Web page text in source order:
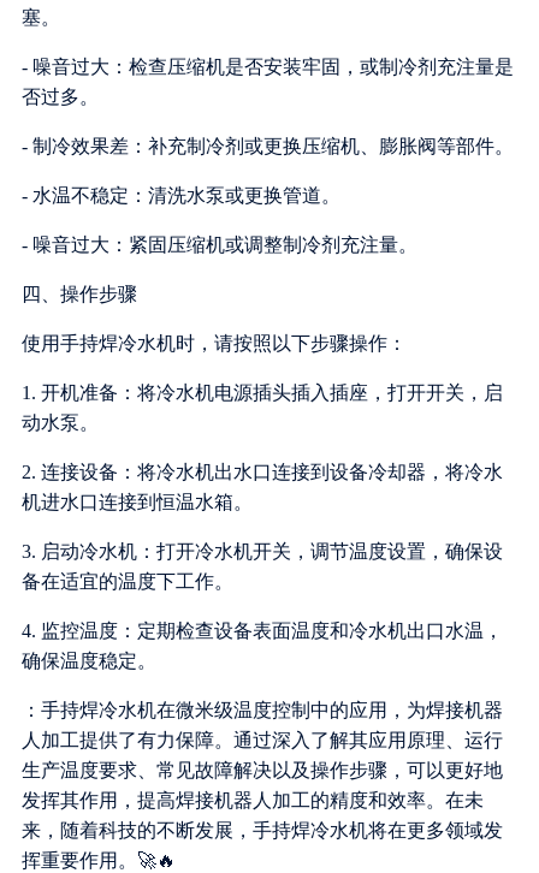
塞。
- 噪音过大：检查压缩机是否安装牢固，或制冷剂充注量是
否过多。
- 制冷效果差：补充制冷剂或更换压缩机、膨胀阀等部件。
- 水温不稳定：清洗水泵或更换管道。
- 噪音过大：紧固压缩机或调整制冷剂充注量。
四、操作步骤
使用手持焊冷水机时，请按照以下步骤操作：
1. 开机准备：将冷水机电源插头插入插座，打开开关，启
动水泵。
2. 连接设备：将冷水机出水口连接到设备冷却器，将冷水
机进水口连接到恒温水箱。
3. 启动冷水机：打开冷水机开关，调节温度设置，确保设
备在适宜的温度下工作。
4. 监控温度：定期检查设备表面温度和冷水机出口水温，
确保温度稳定。
：手持焊冷水机在微米级温度控制中的应用，为焊接机器
人加工提供了有力保障。通过深入了解其应用原理、运行
生产温度要求、常见故障解决以及操作步骤，可以更好地
发挥其作用，提高焊接机器人加工的精度和效率。在未
来，随着科技的不断发展，手持焊冷水机将在更多领域发
挥重要作用。🚀🔥